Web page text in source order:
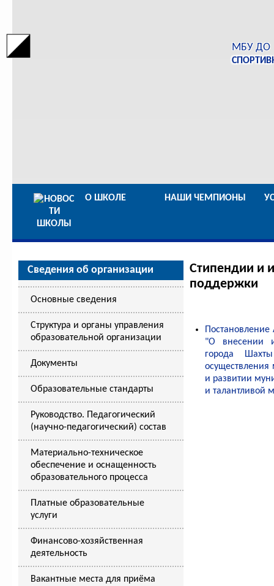
МБУ ДО
О ШКОЛЕ НАШИ ЧЕМПИОНЫ
Сведения об организации
Основные сведения
Структура и органы управления
образовательной организации
Документы
Образовательные стандарты
Руководство. Педагогический
(научно-педагогический) состав
Материально-техническое
обеспечение и оснащенность
образовательного процесса
Платные образовательные
услуги
Финансово-хозяйственная
деятельность
Вакантные места для приёма
Стипендии и
поддержки
"О внесении
города
и развитии
и талантливой